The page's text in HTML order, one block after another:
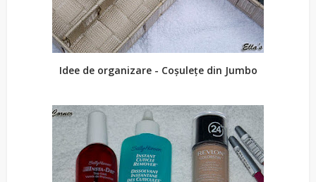
Idee de organizare - Coșulețe din Jumbo